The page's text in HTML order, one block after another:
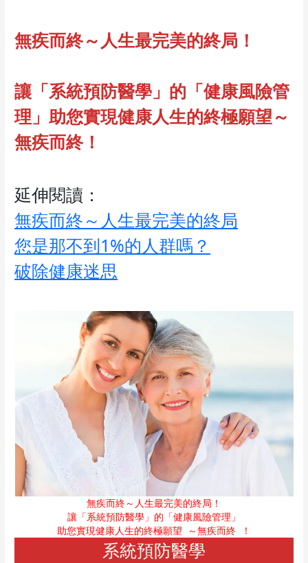
無疾而終～人生最完美的終局！
讓「系統預防醫學」的「健康風險管
理」助您實現健康人生的終極願望～
無疾而終！
延伸閱讀：
無疾而終～人生最完美的終局
您是那不到1%的人群嗎？
破除健康迷思
無疾而終～人生最完美的終局！
讓「系統預防醫學」的「健康風險管理」
助您實現健康人生的終極願望
～無疾而終 ！
系統預防醫學